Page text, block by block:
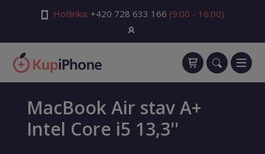
Hotlinka: +420 728 633 166 (9:00 - 16:00)
MacBook Air stav A+
Intel Core i5 13,3''